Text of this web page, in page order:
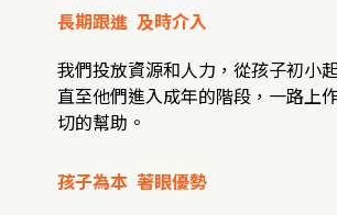
長期跟進 及時介入
我們投放資源和人力，從孩子初小
直至他們進入成年的階段，一路上
切的幫助。
孩子為本 著眼優勢